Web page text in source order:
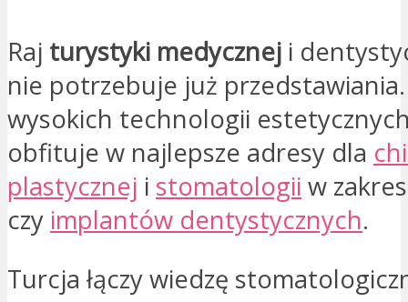
Raj turystyki medycznej i
nie potrzebuje już przedstawiania.
wysokich technologii
obfituje w najlepsze adresy dla
plastycznej i stomatologii w
czy implantów dentystycznych.
Turcja łączy wiedzę